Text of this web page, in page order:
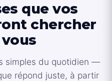
que vos
chercher
simples du quotidien —
répond juste, à partir